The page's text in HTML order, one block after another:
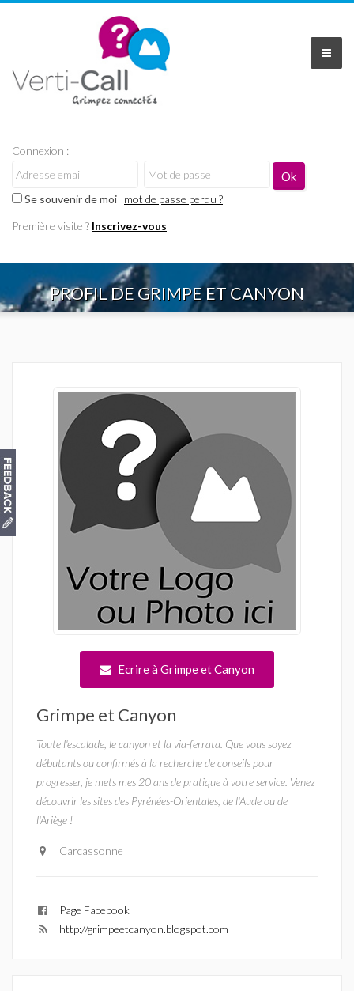
Connexion :
Se souvenir de moi mot de passe perdu ?
Première visite ? Inscrivez-vous
PROFIL DE GRIMPE ET CANYON
Ecrire à Grimpe et Canyon
Grimpe et Canyon
Toute l'escalade, le canyon et la via-ferrata. Que vous soyez
débutants ou confirmés à la recherche de conseils pour
progresser, je mets mes 20 ans de pratique à votre service. Venez
découvrir les sites des Pyrénées-Orientales, de l'Aude ou de
l'Ariège !
Carcassonne
Page Facebook
http://grimpeetcanyon.blogspot.com